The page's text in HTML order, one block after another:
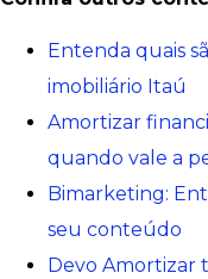
Entenda quais
imobiliário Itaú
Amortizar
quando vale a
Bimarketing:
seu conteúdo
Devo Amortizar